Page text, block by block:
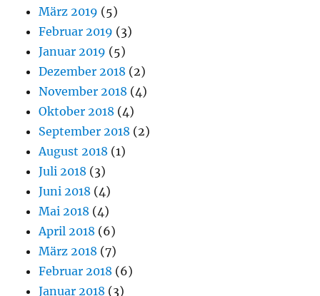
März 2019 (5)
Februar 2019 (3)
Januar 2019 (5)
Dezember 2018 (2)
November 2018 (4)
Oktober 2018 (4)
September 2018 (2)
August 2018 (1)
Juli 2018 (3)
Juni 2018 (4)
Mai 2018 (4)
April 2018 (6)
März 2018 (7)
Februar 2018 (6)
Januar 2018 (3)